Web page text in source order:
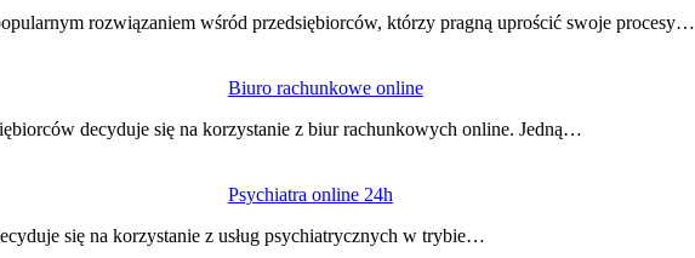
rozwiązaniem wśród przedsiębiorców, którzy pragną uprościć swoje procesy…
Biuro rachunkowe online
decyduje się na korzystanie z biur rachunkowych online. Jedną…
Psychiatra online 24h
się na korzystanie z usług psychiatrycznych w trybie…